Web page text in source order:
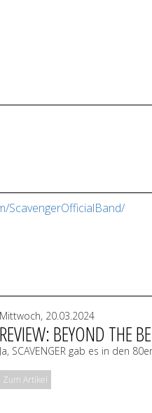
ScavengerOfficialBand/
Mittwoch, 20.03.2024
REVIEW: BEYOND THE
Ja, SCAVENGER gab es in den
Zum Artikel